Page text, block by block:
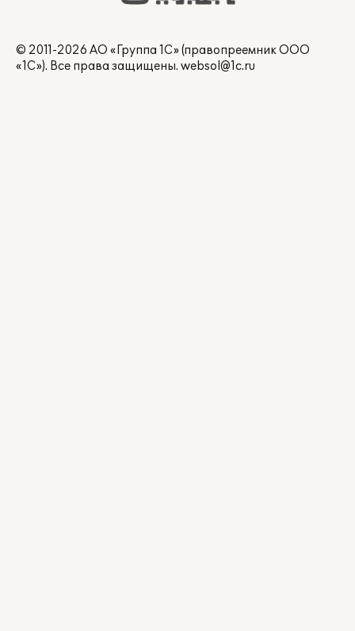
© 2011-2026 АО «Группа 1С» (правопреемник ООО
«1С»). Все права защищены. websol@1c.ru